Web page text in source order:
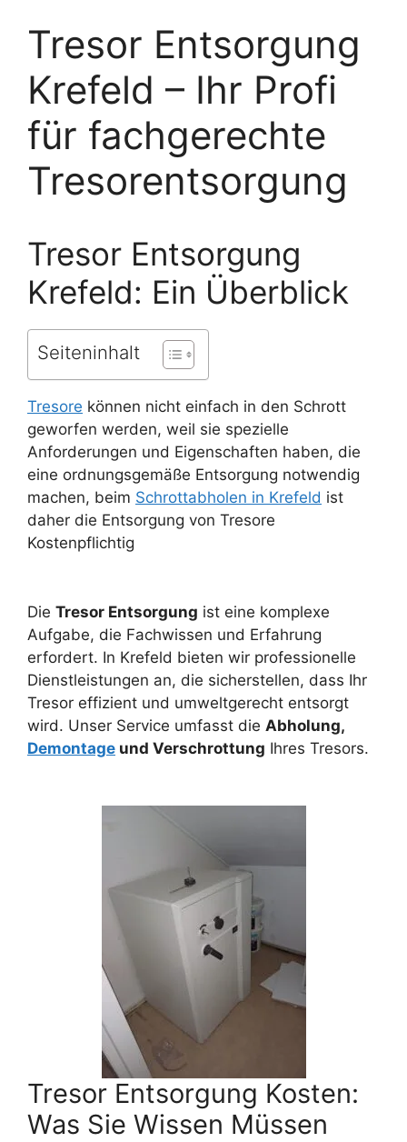
Tresor Entsorgung
Krefeld – Ihr Profi
für fachgerechte
Tresorentsorgung
Tresor Entsorgung
Krefeld: Ein Überblick
Seiteninhalt
Tresore können nicht einfach in den Schrott
geworfen werden, weil sie spezielle
Anforderungen und Eigenschaften haben, die
eine ordnungsgemäße Entsorgung notwendig
machen, beim Schrottabholen in Krefeld ist
daher die Entsorgung von Tresore
Kostenpflichtig
Die Tresor Entsorgung ist eine komplexe
Aufgabe, die Fachwissen und Erfahrung
erfordert. In Krefeld bieten wir professionelle
Dienstleistungen an, die sicherstellen, dass Ihr
Tresor effizient und umweltgerecht entsorgt
wird. Unser Service umfasst die Abholung,
Demontage und Verschrottung Ihres Tresors.
Tresor Entsorgung Kosten:
Was Sie Wissen Müssen